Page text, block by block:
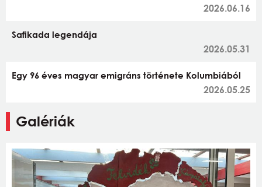
2026.06.16
Safikada legendája
2026.05.31
Egy 96 éves magyar emigráns története Kolumbiából
2026.05.25
Galériák